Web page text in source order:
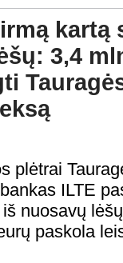
kartą
3,4
plėtrai
ILTE
nuosavų
paskola